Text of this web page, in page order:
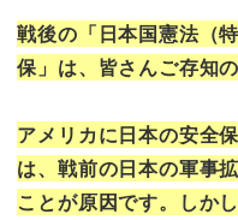
戦後の「日本国憲法（
保」は、皆さんご存知
アメリカに日本の安全
は、戦前の日本の軍事
ことが原因です。しか